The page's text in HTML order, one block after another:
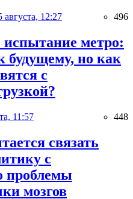
августа, 12:27 496
испытание метро:
будущему, но как
с
11:57 448
связать
с
проблемы
мозгов